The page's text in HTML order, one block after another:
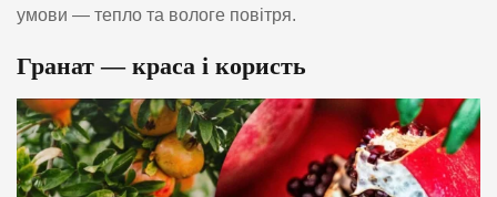
умови — тепло та вологе повітря.
Гранат — краса і користь